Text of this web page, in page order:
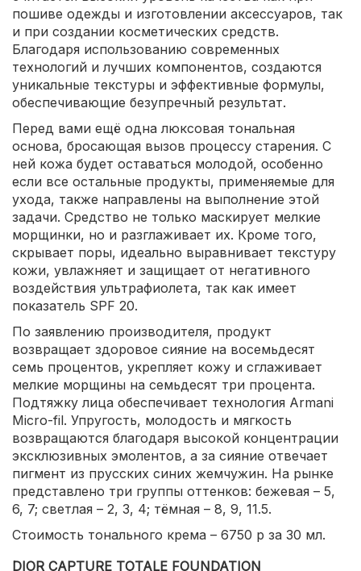
пошиве одежды и изготовлении аксессуаров, так
и при создании косметических средств.
Благодаря использованию современных
технологий и лучших компонентов, создаются
уникальные текстуры и эффективные формулы,
обеспечивающие безупречный результат.
Перед вами ещё одна люксовая тональная
основа, бросающая вызов процессу старения. С
ней кожа будет оставаться молодой, особенно
если все остальные продукты, применяемые для
ухода, также направлены на выполнение этой
задачи. Средство не только маскирует мелкие
морщинки, но и разглаживает их. Кроме того,
скрывает поры, идеально выравнивает текстуру
кожи, увлажняет и защищает от негативного
воздействия ультрафиолета, так как имеет
показатель SPF 20.
По заявлению производителя, продукт
возвращает здоровое сияние на восемьдесят
семь процентов, укрепляет кожу и сглаживает
мелкие морщины на семьдесят три процента.
Подтяжку лица обеспечивает технология Armani
Micro-fil. Упругость, молодость и мягкость
возвращаются благодаря высокой концентрации
эксклюзивных эмолентов, а за сияние отвечает
пигмент из прусских синих жемчужин. На рынке
представлено три группы оттенков: бежевая – 5,
6, 7; светлая – 2, 3, 4; тёмная – 8, 9, 11.5.
Стоимость тонального крема – 6750 р за 30 мл.
DIOR CAPTURE TOTALE FOUNDATION